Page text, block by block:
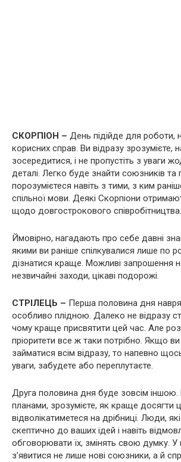
СКОРПІОН – День підійде для роботи,
корисних справ. Ви відразу зрозумієте,
зосередитися, і не пропустіть з уваги
деталі. Легко буде знайти союзників та
порозумієтеся навіть з тими, з ким
спільної мови. Деякі Скорпіони
щодо довгострокового співробітництва.
Ймовірно, нагадають про себе давні
якими ви раніше спілкувалися лише по
дізнатися краще. Можливі запрошення
незвичайні заходи, цікаві подорожі.
СТРІЛЕЦЬ – Перша половина дня
особливо плідною. Далеко не відразу
чому краще присвятити цей час. Але
пріоритети все ж таки потрібно. Якщо
займатися всім відразу, то напевно
уваги, забудете або переплутаєте.
Друга половина дня буде зовсім іншою.
планами, зрозумієте, як краще досягти
відволікатиметеся на дрібниці. Люди,
скептично до ваших ідей і навіть
обговорювати їх, змінять свою думку.
з’явитися не лише нові союзники, а й